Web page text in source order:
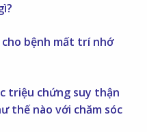
cho bệnh mất trí nhớ
triệu chứng suy thận
thế nào với chăm sóc